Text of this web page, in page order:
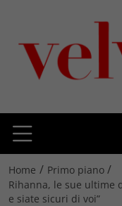
Home / Primo piano /
Rihanna, le sue ultime
e siate sicuri di voi”